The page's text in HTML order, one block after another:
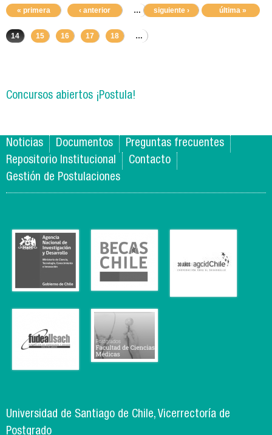
« primera ‹ anterior … 10 11 13
14 15 16 17 18 …
siguiente › última »
Concursos abiertos ¡Postula!
Noticias Documentos
Preguntas frecuentes
Repositorio Institucional
Contacto
Gestión de Postulaciones
Universidad de Santiago de Chile, Vicerrectoría de
Postgrado